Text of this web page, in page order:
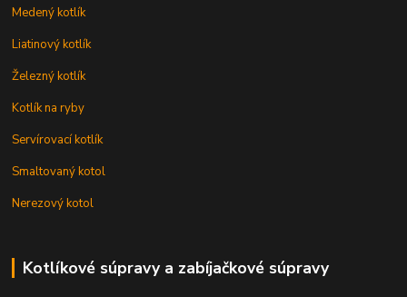
Medený kotlík
Liatinový kotlík
Železný kotlík
Kotlík na ryby
Servírovací kotlík
Smaltovaný kotol
Nerezový kotol
Kotlíkové súpravy a zabíjačkové súpravy